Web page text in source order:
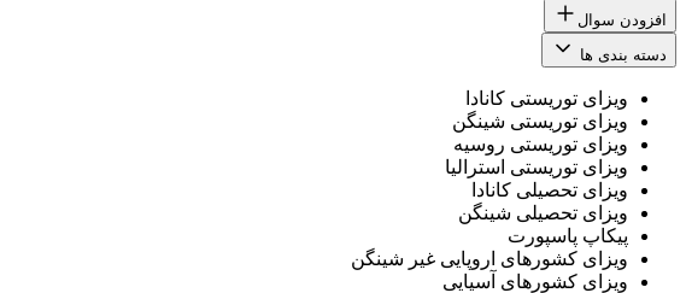
افزودن سوال
دسته بندی ها
ویزای توریستی کانادا
ویزای توریستی شینگن
ویزای توریستی روسیه
ویزای توریستی استرالیا
ویزای تحصیلی کانادا
ویزای تحصیلی شینگن
پیکاپ پاسپورت
ویزای کشورهای اروپایی غیر شینگن
ویزای کشورهای آسیایی